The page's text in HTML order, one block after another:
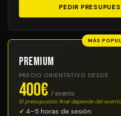
PEDIR
MÁS
Premium
PRECIO ORIENTATIVO DESDE
400€ / evento
El presupuesto final depende del evento
4–5 horas de sesión